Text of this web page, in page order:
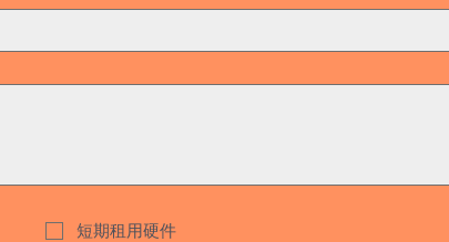
短期租用硬件